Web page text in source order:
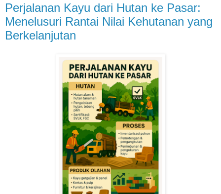
Perjalanan Kayu dari Hutan ke Pasar:
Menelusuri Rantai Nilai Kehutanan yang
Berkelanjutan